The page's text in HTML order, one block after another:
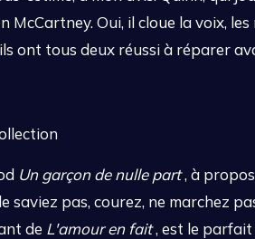
Oui, il cloue la voix,
ont tous deux réussi à réparer
Un garçon de nulle part, à
saviez pas, courez, ne marchez
de L'amour en fait, est le parfait